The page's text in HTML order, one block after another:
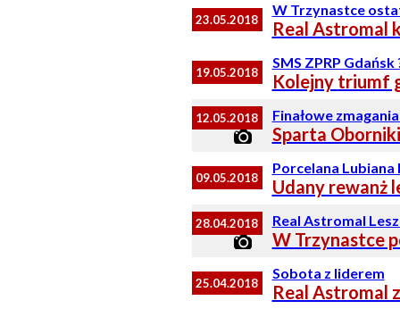
23.05.2018
W Trzynastce
Real Astromal
19.05.2018
SMS ZPRP
Kolejny triumf
12.05.2018 Finałowe
Sparta
09.05.2018
Porcelana Lubiana
Udany rewanż
28.04.2018 Real Astromal
W Trzynastce
25.04.2018
Sobota z liderem
Real Astromal